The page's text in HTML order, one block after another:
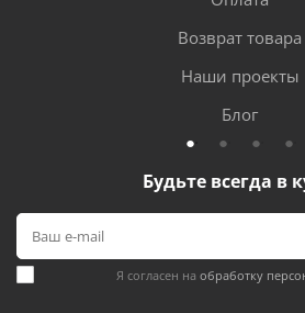
Возврат товара
Наши проекты
Блог
Будьте всегда в
Я согласен на обработку